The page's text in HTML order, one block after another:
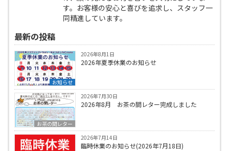
す。お客様の安心と喜びを追求し、スタッフ一
同精進しています。
最新の投稿
お知らせ
2026年8月1日
2026年夏季休業のお知らせ
お茶の間レター
2026年7月30日
2026年8月 お茶の間レター完成しました
2026年7月14日
臨時休業のお知らせ(2026年7月18日)